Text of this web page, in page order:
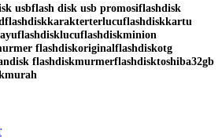
usbflash disk usb promosiflashdisk
flashdiskkarakterterlucuflashdiskkartu
flashdisklucuflashdiskminion
flashdiskoriginalflashdiskotg
flashdiskmurmerflashdisktoshiba32gb